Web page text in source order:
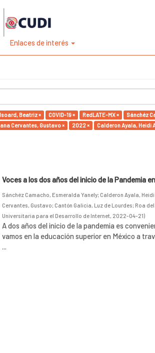
Enlaces de interés
Beatriz × COVID-19 × RedLATE-MX × Sánchéz
Cervantes, Gustavo × 2022 × Calderon Ayala, Heidi
Voces a los dos años del inicio de la Pandemia
Sánchéz Camacho, Esmeralda Yanely; Calderon Ayala,
Cervantes, Gustavo; Cantón Galicia, Luz de Lourdes; Roa
Universitaria para el Desarrollo de Internet, 2022-04-21)
A dos años del inicio de la pandemia es
vamos en la educación superior en México a
...